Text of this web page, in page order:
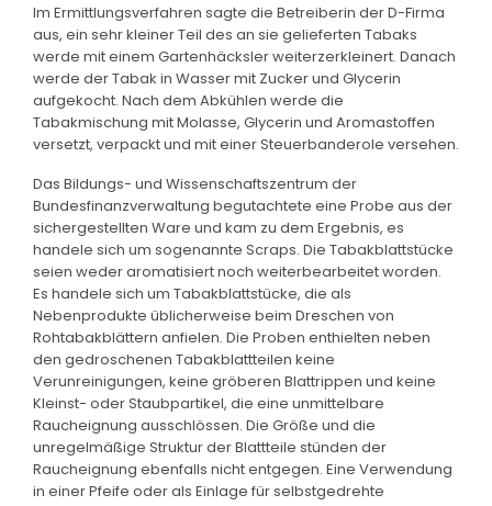
Im Ermittlungsverfahren sagte die Betreiberin der D-Firma
aus, ein sehr kleiner Teil des an sie gelieferten Tabaks
werde mit einem Gartenhäcksler weiterzerkleinert. Danach
werde der Tabak in Wasser mit Zucker und Glycerin
aufgekocht. Nach dem Abkühlen werde die
Tabakmischung mit Molasse, Glycerin und Aromastoffen
versetzt, verpackt und mit einer Steuerbanderole versehen.
Das Bildungs- und Wissenschaftszentrum der
Bundesfinanzverwaltung begutachtete eine Probe aus der
sichergestellten Ware und kam zu dem Ergebnis, es
handele sich um sogenannte Scraps. Die Tabakblattstücke
seien weder aromatisiert noch weiterbearbeitet worden.
Es handele sich um Tabakblattstücke, die als
Nebenprodukte üblicherweise beim Dreschen von
Rohtabakblättern anfielen. Die Proben enthielten neben
den gedroschenen Tabakblattteilen keine
Verunreinigungen, keine gröberen Blattrippen und keine
Kleinst- oder Staubpartikel, die eine unmittelbare
Raucheignung ausschlössen. Die Größe und die
unregelmäßige Struktur der Blattteile stünden der
Raucheignung ebenfalls nicht entgegen. Eine Verwendung
in einer Pfeife oder als Einlage für selbstgedrehte